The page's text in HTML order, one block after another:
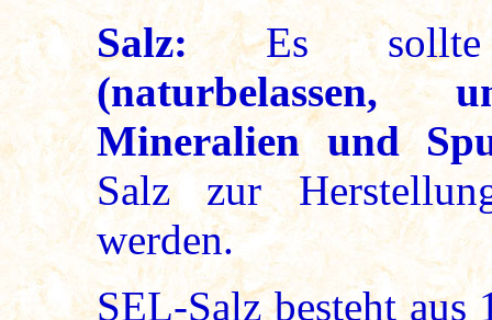
Salz:Es
Mineralien und
Salz zur
werden.
SEL-Salz besteht